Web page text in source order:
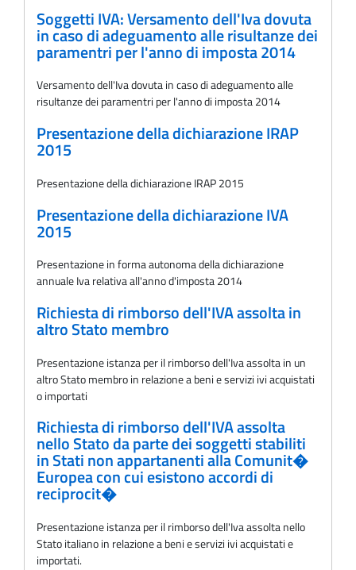
Soggetti IVA: Versamento dell'Iva dovuta
in caso di adeguamento alle risultanze dei
paramentri per l'anno di imposta 2014
Versamento dell'Iva dovuta in caso di adeguamento alle
risultanze dei paramentri per l'anno di imposta 2014
Presentazione della dichiarazione IRAP
2015
Presentazione della dichiarazione IRAP 2015
Presentazione della dichiarazione IVA
2015
Presentazione in forma autonoma della dichiarazione
annuale Iva relativa all'anno d'imposta 2014
Richiesta di rimborso dell'IVA assolta in
altro Stato membro
Presentazione istanza per il rimborso dell'Iva assolta in un
altro Stato membro in relazione a beni e servizi ivi acquistati
o importati
Richiesta di rimborso dell'IVA assolta
nello Stato da parte dei soggetti stabiliti
in Stati non appartanenti alla Comunit�
Europea con cui esistono accordi di
reciprocit�
Presentazione istanza per il rimborso dell'Iva assolta nello
Stato italiano in relazione a beni e servizi ivi acquistati e
importati.